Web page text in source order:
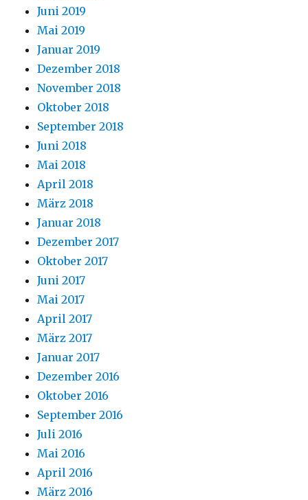
Juni 2019
Mai 2019
Januar 2019
Dezember 2018
November 2018
Oktober 2018
September 2018
Juni 2018
Mai 2018
April 2018
März 2018
Januar 2018
Dezember 2017
Oktober 2017
Juni 2017
Mai 2017
April 2017
März 2017
Januar 2017
Dezember 2016
Oktober 2016
September 2016
Juli 2016
Mai 2016
April 2016
März 2016